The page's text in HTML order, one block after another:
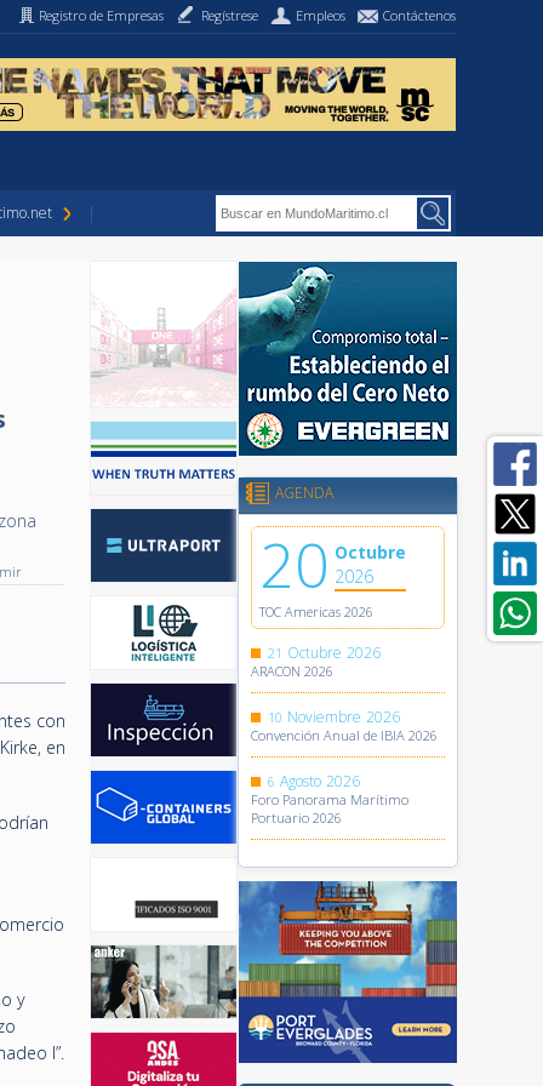
Registro de Empresas Regístrese Empleos Contáctenos
con
en
y
I”.
AGENDA
20 Octubre
2026
TOC Americas 2026
21 Octubre 2026
ARACON 2026
10 Noviembre 2026
Convención Anual de IBIA 2026
6 Agosto 2026
Foro Panorama Marítimo
Portuario 2026